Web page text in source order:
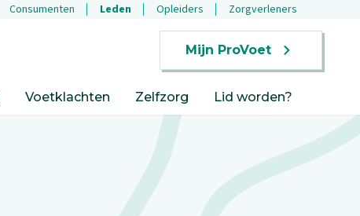
Consumenten Leden Opleiders Zorgverleners
Mijn ProVoet
Voetklachten Zelfzorg Lid worden?